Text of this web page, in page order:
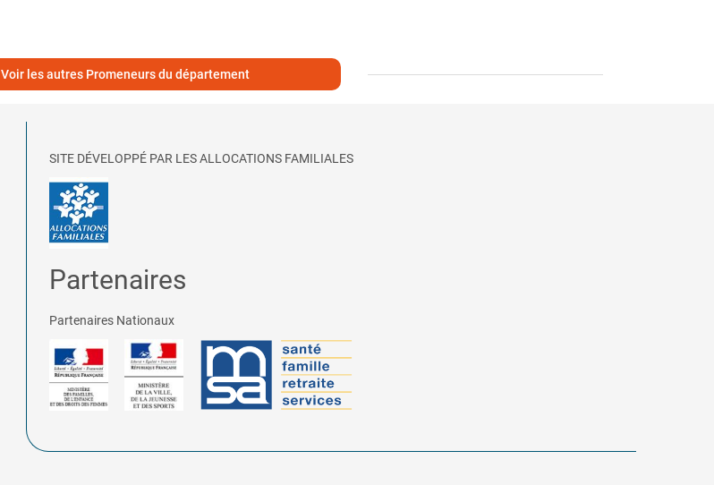
Voir les autres Promeneurs du département
SITE DÉVELOPPÉ PAR LES ALLOCATIONS FAMILIALES
Partenaires
Partenaires Nationaux